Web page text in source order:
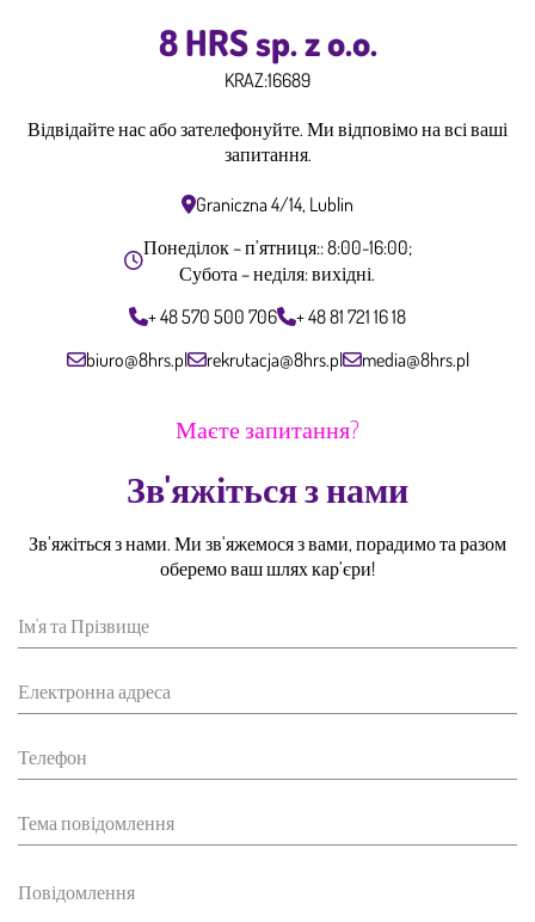
8 HRS sp. z o.o.
KRAZ:16689
Відвідайте нас або зателефонуйте. Ми відповімо на всі ваші
запитання.
Graniczna 4/14, Lublin
Понеділок – п’ятниця:: 8:00-16:00;
Субота – неділя: вихідні.
+ 48 570 500 706
+ 48 81 721 16 18
biuro@8hrs.pl
rekrutacja@8hrs.pl media@8hrs.pl
Маєте запитання?
Зв'яжіться з нами
Зв’яжіться з нами. Ми зв’яжемося з вами, порадимо та разом
оберемо ваш шлях кар’єри!